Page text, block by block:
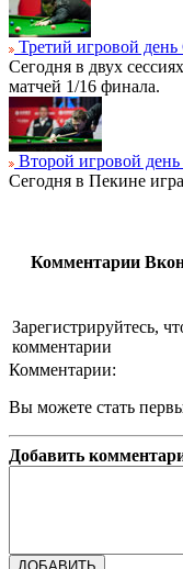
Третий игровой
Сегодня в двух
матчей 1/16 финала.
Второй игровой
Сегодня в Пекине
Комментарии
Зарегистрируйтесь,
комментарии
Комментарии:
Вы можете стать
Добавить